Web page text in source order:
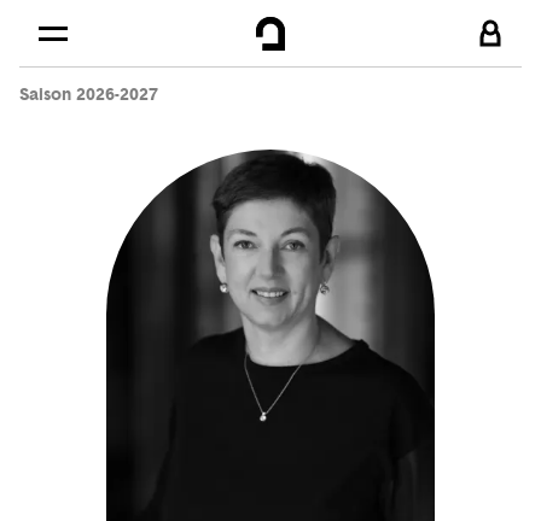
Skip to
Saison 2026-2027